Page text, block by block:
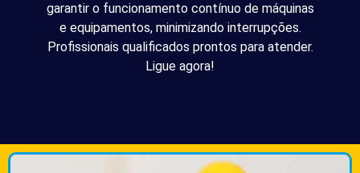
garantir o funcionamento contínuo de máquinas
e equipamentos, minimizando interrupções.
Profissionais qualificados prontos para atender.
Ligue agora!